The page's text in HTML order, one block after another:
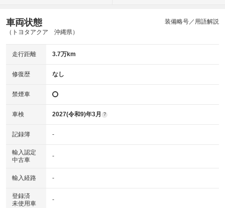
車両状態
（トヨタアクア 沖縄県）
装備略号／用語解説
走行距離 3.7万km
修復歴 なし
禁煙車
車検 2027(令和9)年3月 ?
記録簿 -
輸入認定
中古車
-
輸入経路 -
登録済
未使用車
-